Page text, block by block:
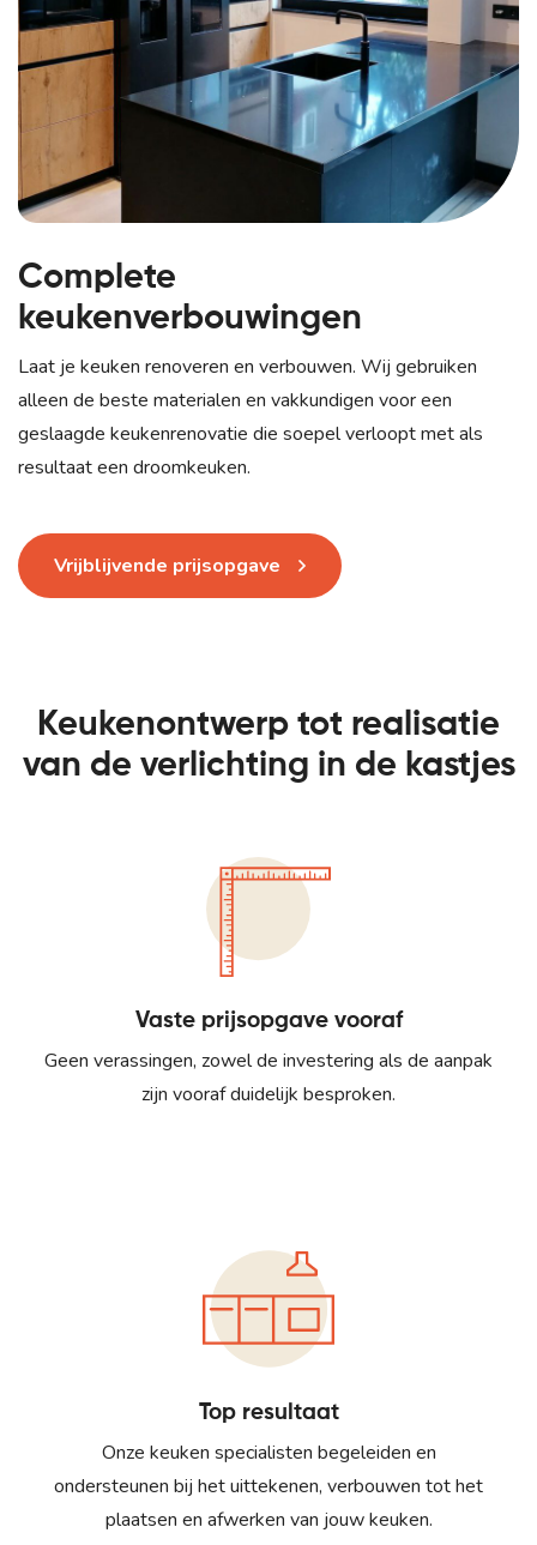
Complete
keukenverbouwingen
Laat je keuken renoveren en verbouwen. Wij gebruiken
alleen de beste materialen en vakkundigen voor een
geslaagde keukenrenovatie die soepel verloopt met als
resultaat een droomkeuken.
Vrijblijvende prijsopgave
Keukenontwerp tot realisatie
van de verlichting in de kastjes
Vaste prijsopgave vooraf
Geen verassingen, zowel de investering als de aanpak
zijn vooraf duidelijk besproken.
Top resultaat
Onze keuken specialisten begeleiden en
ondersteunen bij het uittekenen, verbouwen tot het
plaatsen en afwerken van jouw keuken.